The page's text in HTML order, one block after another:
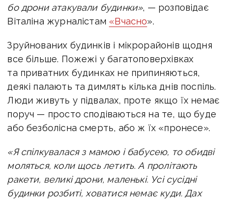
бо дрони атакували будинки», — розповідає
Віталіна журналістам «Вчасно».
Зруйнованих будинків і мікрорайонів щодня
все більше. Пожежі у багатоповерхівках
та приватних будинках не припиняються,
деякі палають та димлять кілька днів поспіль.
Люди живуть у підвалах, проте якщо їх немає
поруч — просто сподіваються на те, що буде
або безболісна смерть, або ж їх «пронесе».
«Я спілкувалася з мамою і бабусею, то обидві
моляться, коли щось летить. А пролітають
ракети, великі дрони, маленькі. Усі сусідні
будинки розбиті, ховатися немає куди. Дах